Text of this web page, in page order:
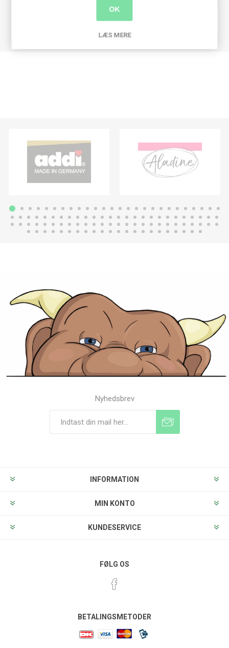
Dies/embossing
Nyhedsbrev
INFORMATION
MIN KONTO
KUNDESERVICE
FØLG OS
BETALINGSMETODER
OK
LÆS MERE